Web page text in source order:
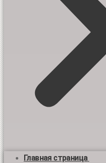
Главная страница